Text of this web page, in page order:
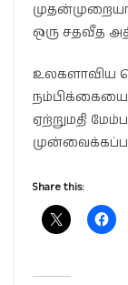
ஒரு சதவீத
உலகளாவிய
நம்பிக்கையை
ஏற்றுமதி
Share this: